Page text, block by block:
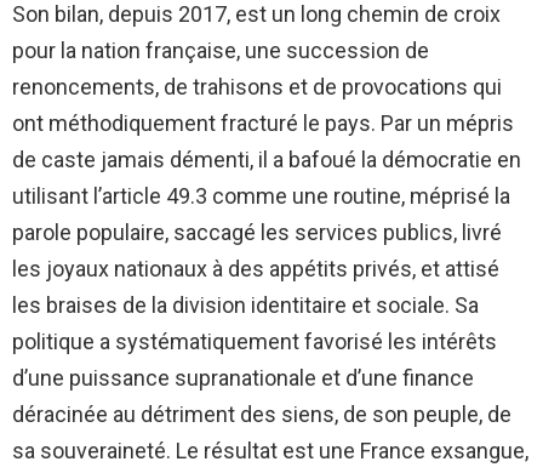
Son bilan, depuis 2017, est un long chemin de croix
pour la nation française, une succession de
renoncements, de trahisons et de provocations qui
ont méthodiquement fracturé le pays. Par un mépris
de caste jamais démenti, il a bafoué la démocratie en
utilisant l’article 49.3 comme une routine, méprisé la
parole populaire, saccagé les services publics, livré
les joyaux nationaux à des appétits privés, et attisé
les braises de la division identitaire et sociale. Sa
politique a systématiquement favorisé les intérêts
d’une puissance supranationale et d’une finance
déracinée au détriment des siens, de son peuple, de
sa souveraineté. Le résultat est une France exsangue,